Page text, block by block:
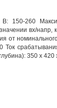
В: 150-260
вх/напр,
от
350 х 420